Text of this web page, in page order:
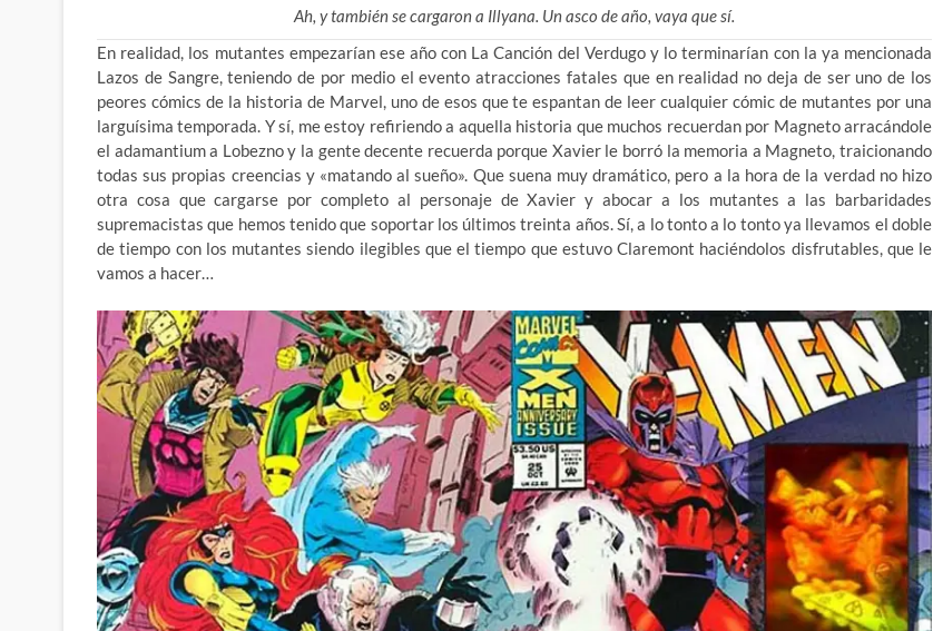
Ah, y también se cargaron a Illyana. Un asco de año, vaya que sí.
En realidad, los mutantes empezarían ese año con La Canción del Verdugo y lo terminarían con la ya mencionada
Lazos de Sangre, teniendo de por medio el evento atracciones fatales que en realidad no deja de ser uno de los
peores cómics de la historia de Marvel, uno de esos que te espantan de leer cualquier cómic de mutantes por una
larguísima temporada. Y sí, me estoy refiriendo a aquella historia que muchos recuerdan por Magneto arracándole
el adamantium a Lobezno y la gente decente recuerda porque Xavier le borró la memoria a Magneto, traicionando
todas sus propias creencias y «matando al sueño». Que suena muy dramático, pero a la hora de la verdad no hizo
otra cosa que cargarse por completo al personaje de Xavier y abocar a los mutantes a las barbaridades
supremacistas que hemos tenido que soportar los últimos treinta años. Sí, a lo tonto a lo tonto ya llevamos el doble
de tiempo con los mutantes siendo ilegibles que el tiempo que estuvo Claremont haciéndolos disfrutables, que le
vamos a hacer…